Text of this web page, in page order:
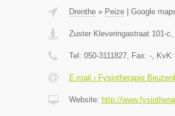
Drenthe» Peize| Google
Zuster Kleveringastraat 101-c,
Tel: 050-3111827, Fax: -, KvK:
E-mail › Fysiotherapie
Website: http://